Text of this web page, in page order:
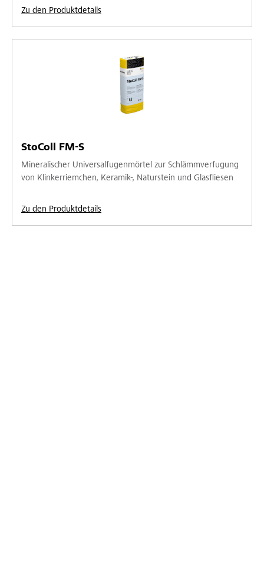
Zu den Produktdetails
StoColl FM-S
Mineralischer Universalfugenmörtel zur Schlämmverfugung
von Klinkerriemchen, Keramik-, Naturstein und Glasfliesen
Zu den Produktdetails